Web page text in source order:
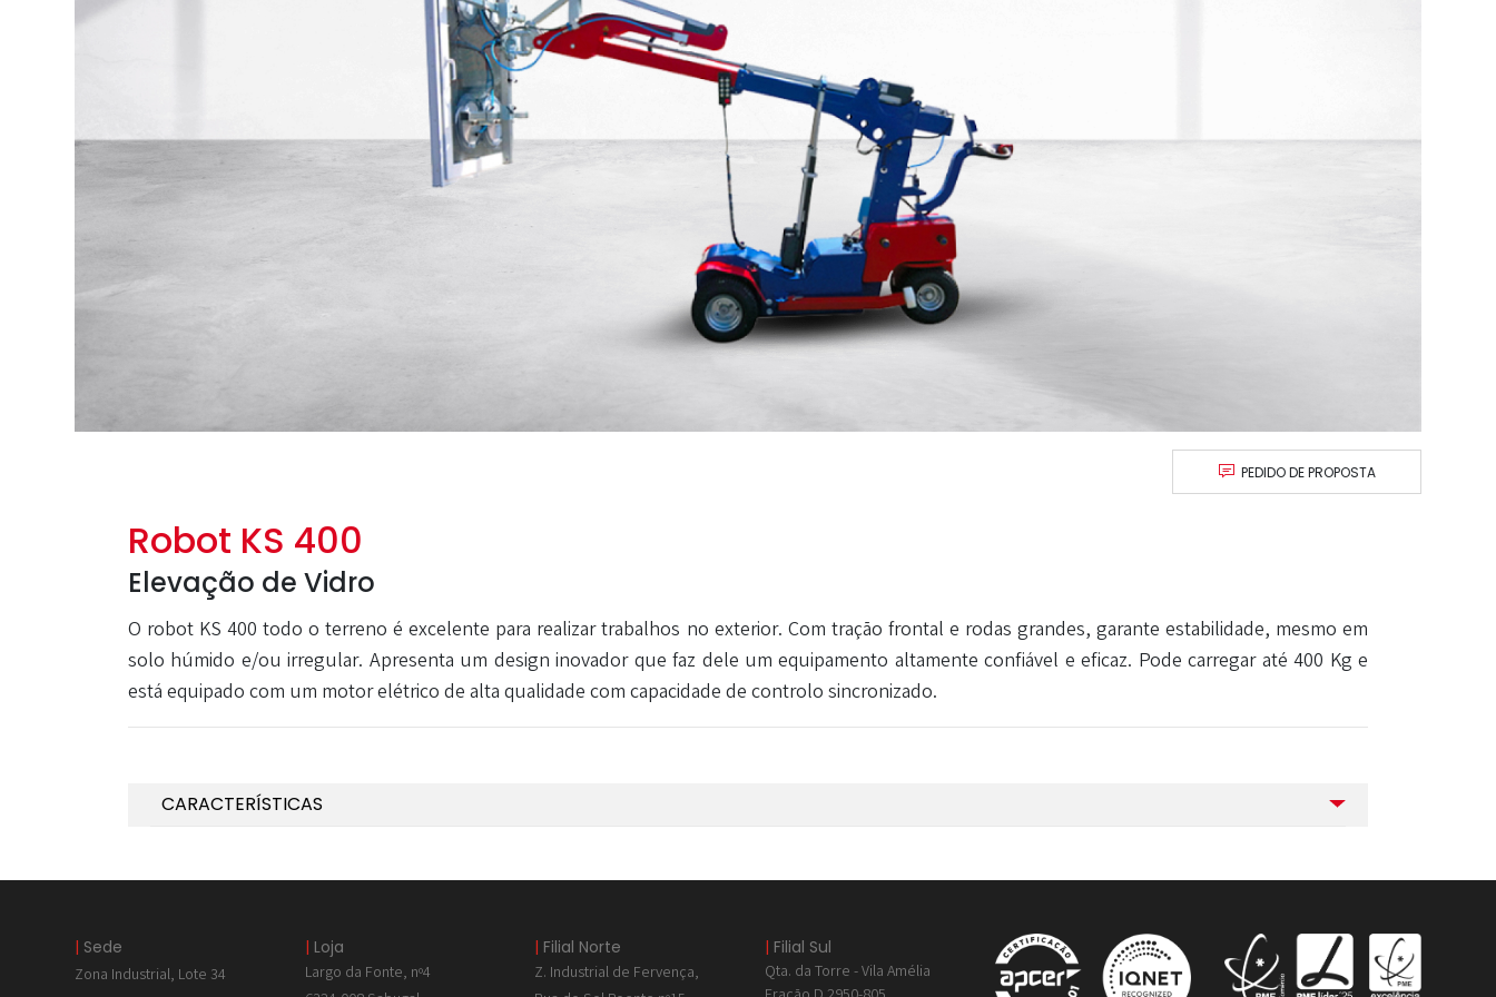
PEDIDO DE PROPOSTA
Robot KS 400
Elevação de Vidro
O robot KS 400 todo o terreno é excelente para realizar trabalhos no exterior. Com tração frontal e rodas grandes, garante estabilidade, mesmo em
solo húmido e/ou irregular. Apresenta um design inovador que faz dele um equipamento altamente confiável e eficaz. Pode carregar até 400 Kg e
está equipado com um motor elétrico de alta qualidade com capacidade de controlo sincronizado.
CARACTERÍSTICAS
| Sede
Zona Industrial, Lote 34
| Loja
Largo da Fonte, nº4
| Filial Norte
Z. Industrial de Fervença,
| Filial Sul
Qta. da Torre - Vila Amélia